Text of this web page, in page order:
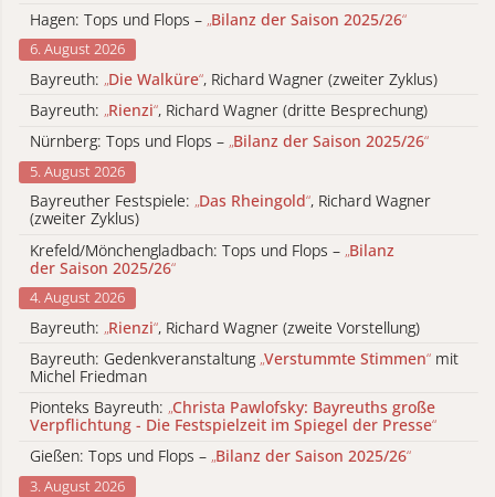
Hagen: Tops und Flops – „Bilanz der Saison 2025/26“
6. August 2026
Bayreuth: „Die Walküre“, Richard Wagner (zweiter Zyklus)
Bayreuth: „Rienzi“, Richard Wagner (dritte Besprechung)
Nürnberg: Tops und Flops – „Bilanz der Saison 2025/26“
5. August 2026
Bayreuther Festspiele: „Das Rheingold“, Richard Wagner
(zweiter Zyklus)
Krefeld/Mönchengladbach: Tops und Flops – „Bilanz
der Saison 2025/26“
4. August 2026
Bayreuth: „Rienzi“, Richard Wagner (zweite Vorstellung)
Bayreuth: Gedenkveranstaltung „Verstummte Stimmen“ mit
Michel Friedman
Pionteks Bayreuth: „Christa Pawlofsky: Bayreuths große
Verpflichtung - Die Festspielzeit im Spiegel der Presse“
Gießen: Tops und Flops – „Bilanz der Saison 2025/26“
3. August 2026